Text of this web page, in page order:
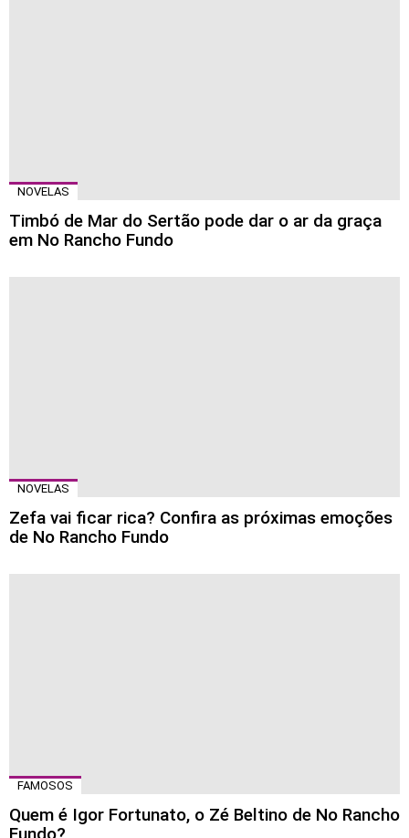
NOVELAS
Timbó de Mar do Sertão pode dar o ar da graça
em No Rancho Fundo
NOVELAS
Zefa vai ficar rica? Confira as próximas emoções
de No Rancho Fundo
FAMOSOS
Quem é Igor Fortunato, o Zé Beltino de No Rancho